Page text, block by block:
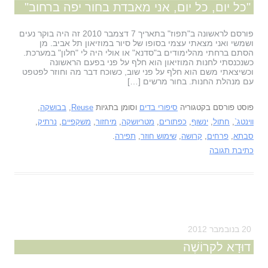
"כל יום, כל יום, אני מאבדת בחור יפה ברחוב"
פורסם לראשונה ב"תפוז" בתאריך 7 דצמבר 2010 זה היה בוקר נעים
ושמשי ואני מצאתי עצמי בסופו של סיור במוזיאון תל אביב. מן
הסתם ברחתי מהלימודים ב"סדנא" או אולי היה לי "חלון" במערכת.
כשנכנסתי לחנות המוזיאון הוא חלף על פני בפעם הראשונה
וכשיצאתי משם הוא חלף על פני שוב, כשוכח דבר מה וחוזר לפטפט
עם מנהלת החנות. בחור מרשים […]
פוסט פורסם בקטגוריה סיפורי בדים וסומן בתגיות Reuse
, בבושקה,
ווינטג`, חתול, ינשוף, כפתורים, מטריושקה, מיחזור, משקפיים, נרתיק,
סבתא, פרחים, קרושה, שימוש חוזר, תפירה.
כתיבת תגובה
20 בנובמבר 2012
דוּדָא לקרוֹשֶׁה